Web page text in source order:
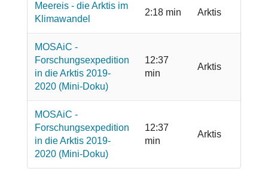
Meereis - die Arktis im
Klimawandel
2:18 min Arktis
MOSAiC -
Forschungsexpedition
in die Arktis 2019-
2020 (Mini-Doku)
12:37
min
Arktis
MOSAiC -
Forschungsexpedition
in die Arktis 2019-
2020 (Mini-Doku)
12:37
min
Arktis